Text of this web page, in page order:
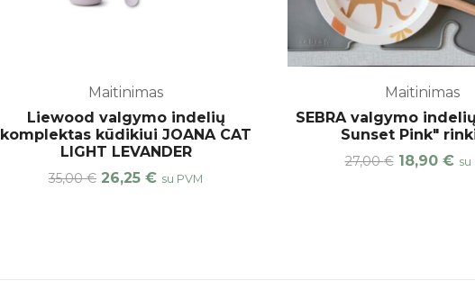
Maitinimas
Liewood valgymo indelių
komplektas kūdikiui JOANA CAT
LIGHT LEVANDER
35,00€ 26,25 € su PVM
Maitinimas
SEBRA valgymo
Sunset Pink"
27,00€ 18,90 € su